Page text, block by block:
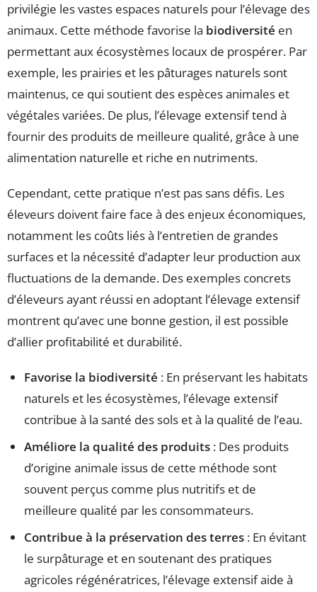
privilégie les vastes espaces naturels pour l’élevage des
animaux. Cette méthode favorise la biodiversité en
permettant aux écosystèmes locaux de prospérer. Par
exemple, les prairies et les pâturages naturels sont
maintenus, ce qui soutient des espèces animales et
végétales variées. De plus, l’élevage extensif tend à
fournir des produits de meilleure qualité, grâce à une
alimentation naturelle et riche en nutriments.
Cependant, cette pratique n’est pas sans défis. Les
éleveurs doivent faire face à des enjeux économiques,
notamment les coûts liés à l’entretien de grandes
surfaces et la nécessité d’adapter leur production aux
fluctuations de la demande. Des exemples concrets
d’éleveurs ayant réussi en adoptant l’élevage extensif
montrent qu’avec une bonne gestion, il est possible
d’allier profitabilité et durabilité.
Favorise la biodiversité : En préservant les habitats
naturels et les écosystèmes, l’élevage extensif
contribue à la santé des sols et à la qualité de l’eau.
Améliore la qualité des produits : Des produits
d’origine animale issus de cette méthode sont
souvent perçus comme plus nutritifs et de
meilleure qualité par les consommateurs.
Contribue à la préservation des terres : En évitant
le surpâturage et en soutenant des pratiques
agricoles régénératrices, l’élevage extensif aide à